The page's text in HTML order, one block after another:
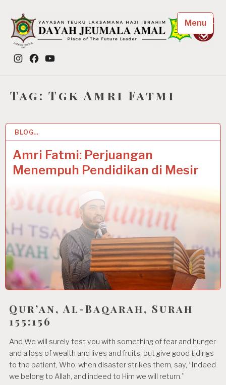
content
Dayah Jeumala Amal
Place of The Future Leader
Instagram
FacebookYouTube
Menu
Tag: Tgk Amri Fatmi
BLOG…
Amri Fatmi: Perjuangan
Menempuh Pendidikan di Mesir
16 APR 2021
Qur’an, Al-Baqarah, Surah
155:156
And We will surely test you with something of fear and hunger
and a loss of wealth and lives and fruits, but give good tidings
to the patient, Who, when disaster strikes them, say, “Indeed
we belong to Allah, and indeed to Him we will return.”